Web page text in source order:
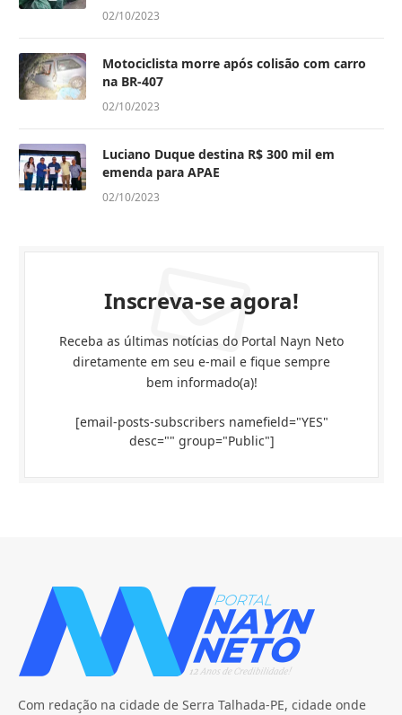
02/10/2023
Motociclista morre após colisão com carro
na BR-407
02/10/2023
Luciano Duque destina R$ 300 mil em
emenda para APAE
02/10/2023
Inscreva-se agora!
Receba as últimas notícias do Portal Nayn Neto
diretamente em seu e-mail e fique sempre
bem informado(a)!
[email-posts-subscribers namefield="YES"
desc="" group="Public"]
Com redação na cidade de Serra Talhada-PE, cidade onde